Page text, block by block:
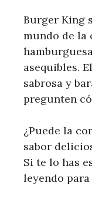
Burger King
mundo de la
asequibles.
sabrosa y
pregunten
¿Puede la
sabor
Si te lo has
leyendo